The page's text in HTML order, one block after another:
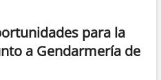
para la
a Gendarmería de